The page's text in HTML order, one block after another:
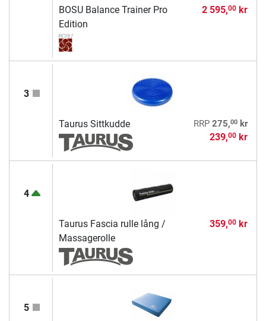
BOSU Balance Trainer Pro
Edition
2 595,00kr
3
Taurus Sittkudde RRP 275,00kr
239,00kr
4
Taurus Fascia rulle lång /
Massagerolle
359,00kr
5